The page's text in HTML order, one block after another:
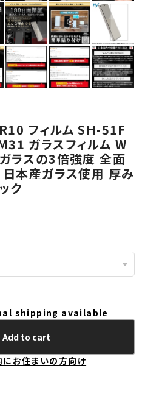
フィルム SH-51F
ガラスフィルム W
ラスの3倍強度 全面
本産ガラス使用 厚み
ク
shipping available
Add to cart
にお住まいの方向け